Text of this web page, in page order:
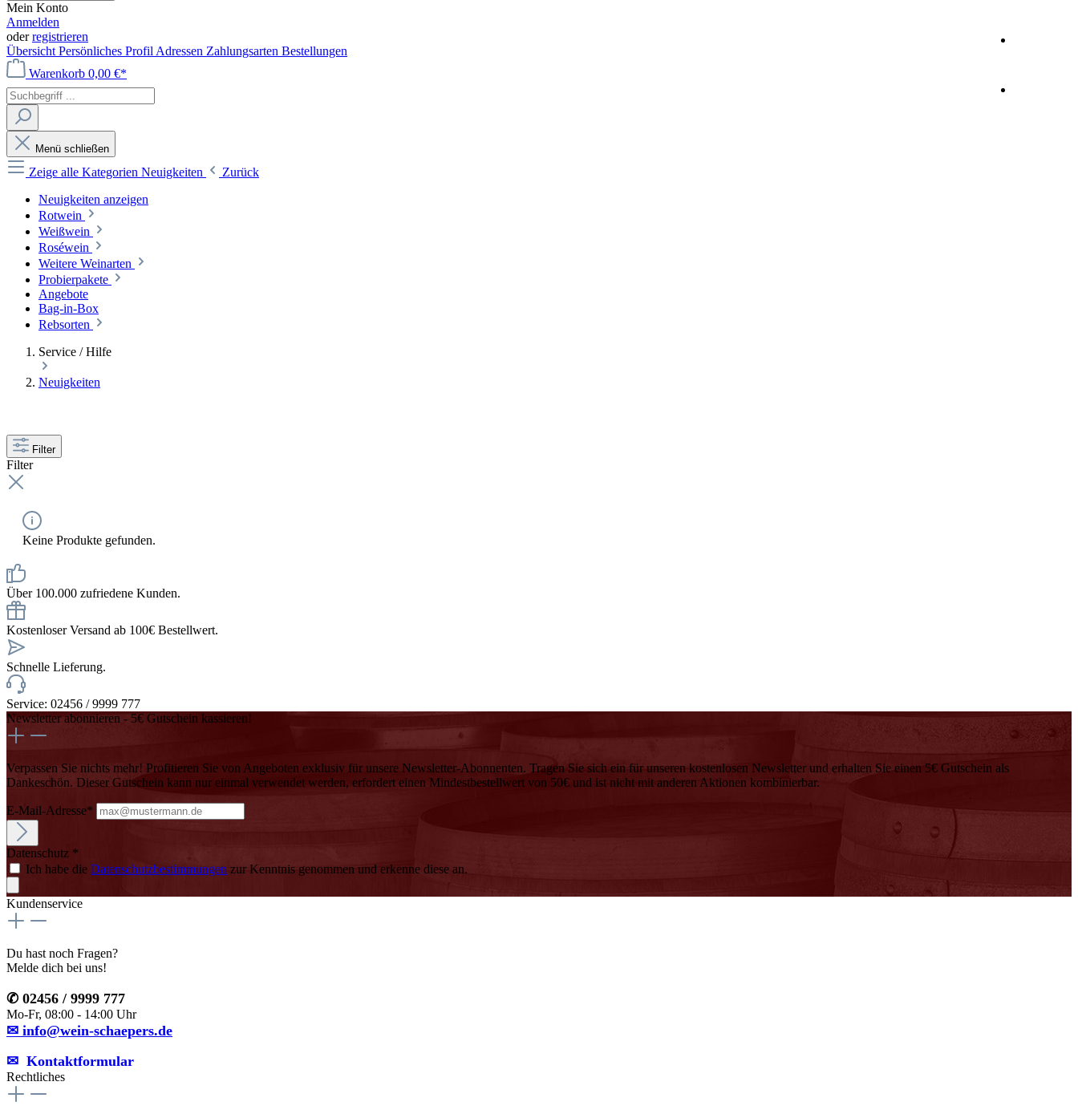
Mein Konto
Anmelden
oderregistrieren
Übersicht Persönliches Profil Adressen Zahlungsarten Bestellungen
Warenkorb 0,00 €*
Menü schließen
Zeige alle Kategorien Neuigkeiten
Zurück
Neuigkeiten anzeigen
Rotwein
Weißwein
Roséwein
Weitere Weinarten
Probierpakete
Angebote
Bag-in-Box
Rebsorten
Service / Hilfe
Neuigkeiten
Filter
Filter
Keine Produkte gefunden.
Über 100.000 zufriedene Kunden.
Kostenloser Versand ab 100€ Bestellwert.
Schnelle Lieferung.
Service: 02456 / 9999 777
Newsletter abonnieren - 5€ Gutschein kassieren!
Verpassen Sie nichts mehr! Profitieren Sie von Angeboten exklusiv für unsere Newsletter-Abonnenten. Tragen Sie sich ein für unseren kostenlosen Newsletter und erhalten Sie einen 5€ Gutschein als
Dankeschön. Dieser Gutschein kann nur einmal verwendet werden, erfordert einen Mindestbestellwert von 50€ und ist nicht mit anderen Aktionen kombinierbar.
E-Mail-Adresse*
Datenschutz *
Ich habe die Datenschutzbestimmungen zur Kenntnis genommen und erkenne diese an.
Kundenservice
Du hast noch Fragen?
Melde dich bei uns!
✆ 02456 / 9999 777
Mo-Fr, 08:00 - 14:00 Uhr
✉ info@wein-schaepers.de
✉︎ Kontaktformular
Rechtliches